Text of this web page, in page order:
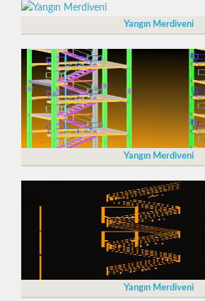
Yangın Merdiveni
Yangın Merdiveni
Yangın Merdiveni